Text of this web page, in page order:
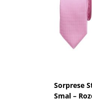
Sorprese
Smal –